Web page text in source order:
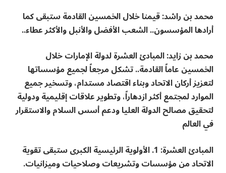
محمد بن راشد: قيمنا خلال الخمسين القادمة ستبقى كما
أرادها المؤسسون.. الشعب الأفضل والأنبل والأكثر عطاء..
محمد بن زايد: المبادئ العشرة لدولة الإمارات خلال
الخمسين عاماً القادمة.. تشكل مرجعاً لجميع مؤسساتها
لتعزيز أركان الاتحاد وبناء اقتصاد مستدام، وتسخير جميع
الموارد لمجتمع أكثر ازدهاراً، وتطوير علاقات إقليمية ودولية
لتحقيق مصالح الدولة العليا ودعم أسس السلام والاستقرار
في العالم
المبادئ العشرة: 1. الأولوية الرئيسية الكبرى ستبقى تقوية
الاتحاد من مؤسسات وتشريعات وصلاحيات وميزانيات.